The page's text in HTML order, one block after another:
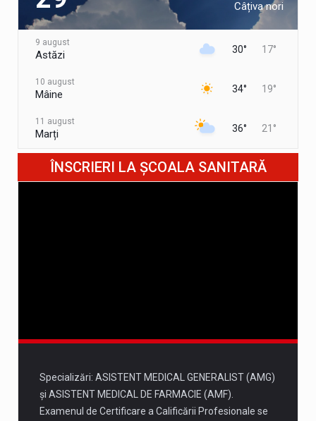
Câțiva nori
9 august
Astăzi 30° 17°
10 august
Mâine 34° 19°
11 august
Marți 36° 21°
12 august
Miercuri 32° 17°
ÎNSCRIERI LA ȘCOALA SANITARĂ
Specializări: ASISTENT MEDICAL GENERALIST (AMG)
și ASISTENT MEDICAL DE FARMACIE (AMF).
Examenul de Certificare a Calificării Profesionale se